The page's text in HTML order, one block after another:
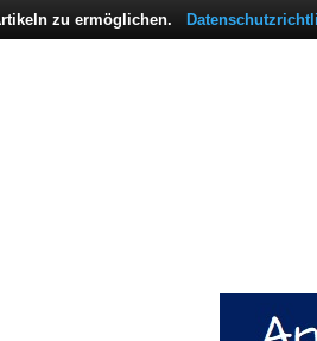
zu ermöglichen.